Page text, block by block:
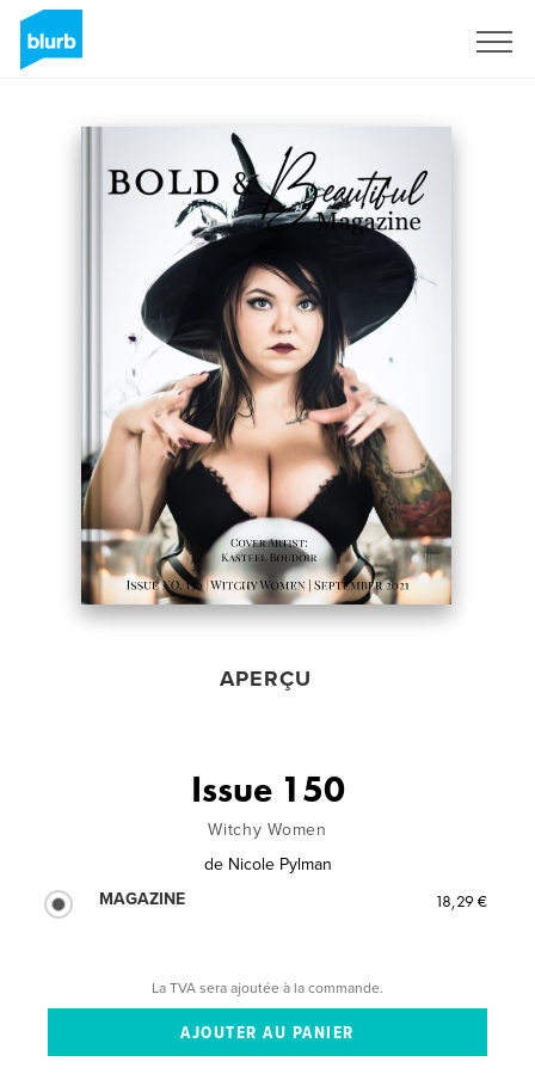
APERÇU
Issue 150
Witchy Women
de Nicole Pylman
MAGAZINE
18,29 €
La TVA sera ajoutée à la commande.